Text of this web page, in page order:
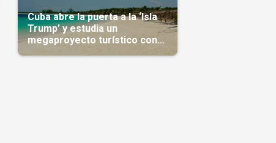
Cuba abre la puerta a la ‘Isla
Trump’ y estudia un
megaproyecto turístico con
capital árabe